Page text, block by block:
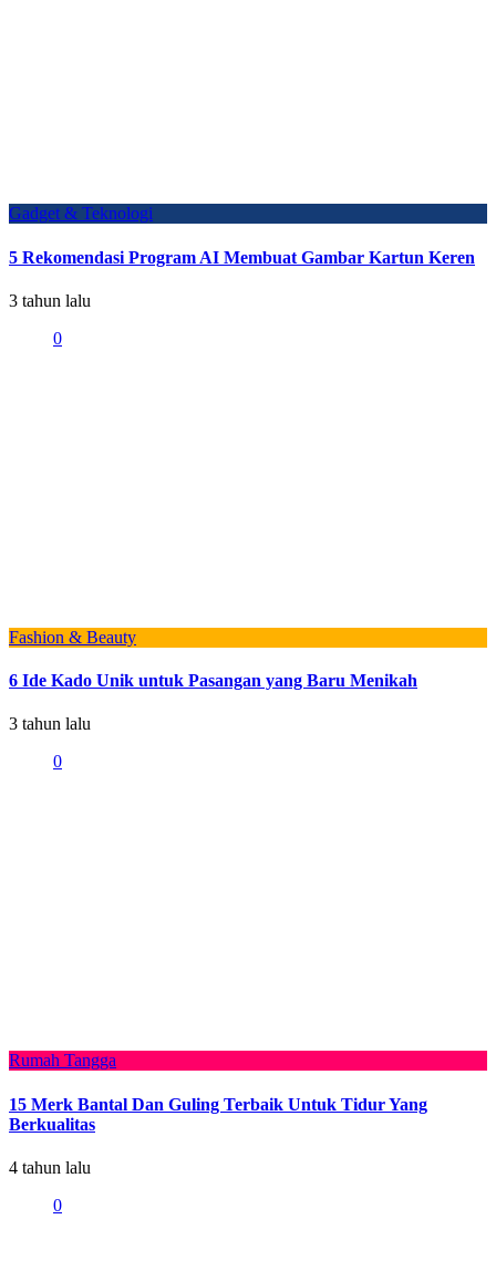
Gadget & Teknologi
5 Rekomendasi Program AI Membuat Gambar Kartun Keren
3 tahun lalu
0
Fashion & Beauty
6 Ide Kado Unik untuk Pasangan yang Baru Menikah
3 tahun lalu
0
Rumah Tangga
15 Merk Bantal Dan Guling Terbaik Untuk Tidur Yang
Berkualitas
4 tahun lalu
0